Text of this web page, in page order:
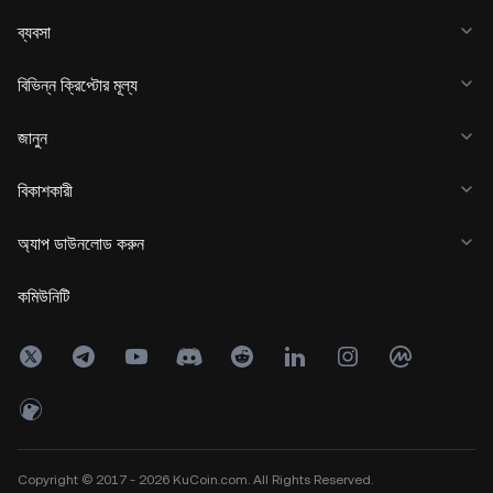
ব্যবসা
বিভিন্ন ক্রিপ্টোর মূল্য
জানুন
বিকাশকারী
অ্যাপ ডাউনলোড করুন
কমিউনিটি
Copyright © 2017 - 2026 KuCoin.com. All Rights Reserved.